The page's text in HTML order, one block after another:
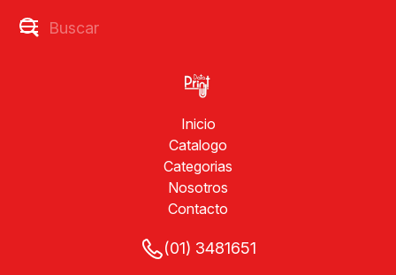
Inicio
Catalogo
Categorias
Nosotros
Contacto
(01) 3481651